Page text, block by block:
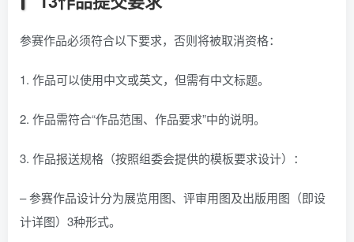
参赛作品必须符合以下要求，否则将被取消资格：
1. 作品可以使用中文或英文，但需有中文标题。
2. 作品需符合“作品范围、作品要求”中的说明。
3. 作品报送规格（按照组委会提供的模板要求设计）：
– 参赛作品设计分为展览用图、评审用图及出版用图（即设
计详图）3种形式。